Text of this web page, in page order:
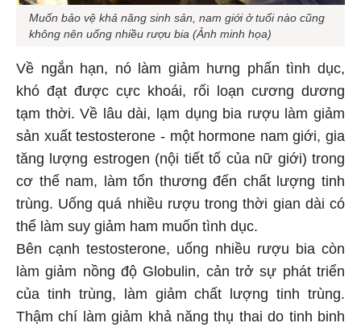
Muốn bảo vệ khả năng sinh sản, nam giới ở tuổi nào cũng
không nên uống nhiều rượu bia (Ảnh minh họa)
Về ngắn hạn, nó làm giảm hưng phấn tình dục,
khó đạt được cực khoái, rối loạn cương dương
tạm thời. Về lâu dài, lạm dụng bia rượu làm giảm
sản xuất testosterone - một hormone nam giới, gia
tăng lượng estrogen (nội tiết tố của nữ giới) trong
cơ thể nam, làm tổn thương đến chất lượng tinh
trùng. Uống quá nhiều rượu trong thời gian dài có
thể làm suy giảm ham muốn tình dục.
Bên cạnh testosterone, uống nhiều rượu bia còn
làm giảm nồng độ Globulin, cản trở sự phát triển
của tinh trùng, làm giảm chất lượng tinh trùng.
Thậm chí làm giảm khả năng thụ thai do tinh binh